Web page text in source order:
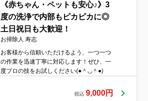
《赤ちゃん・ペットも安心♪》3
度の洗浄で内部もピカピカに◎
土日祝日も大歓迎！
お掃除人 寿志
お客様から信頼いただけるよう、一つ一つ
の作業を迅速丁寧に対応します！ぜひ、一
度プロの技をお試しください(●＾◡＾●)
税込 9,000円